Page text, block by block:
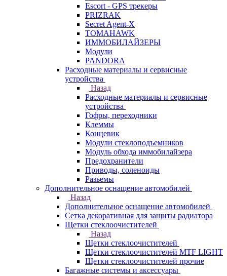
Escort - GPS трекеры
PRIZRAK
Secret Agent-X
TOMAHAWK
ИММОБИЛАЙЗЕРЫ
Модули
PANDORA
Расходные материалы и сервисные
устройства
Назад
Расходные материалы и сервисные
устройства
Гофры, переходники
Клеммы
Концевик
Модули стеклоподъемников
Модуль обхода иммобилайзера
Предохранители
Приводы, соленоиды
Разьемы
Дополнительное оснащение автомобилей
Назад
Дополнительное оснащение автомобилей
Сетка декоративная для защиты радиатора
Щетки стеклоочистителей
Назад
Щетки стеклоочистителей
Щетки стеклоочистителей MTF LIGHT
Щетки стеклоочистителей прочие
Багажные системы и аксессуары